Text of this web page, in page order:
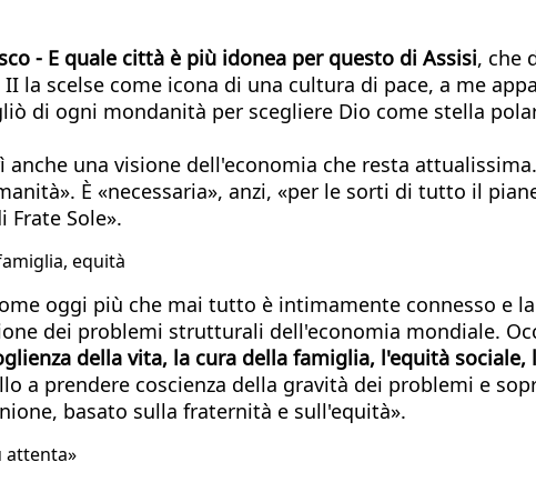
- E quale città è più idonea per questo di Assisi, che
la scelse come icona di una cultura di pace, a me
di ogni mondanità per scegliere Dio come stella
una visione dell'economia che resta
È «necessaria», anzi, «per le sorti di tutto il
Frate Sole».
equità
oggi più che mai tutto è intimamente connesso e
dei problemi strutturali dell'economia mondiale.
della vita, la cura della famiglia, l'equità
a prendere coscienza della gravità dei problemi e
basato sulla fraternità e sull'equità».
attenta»